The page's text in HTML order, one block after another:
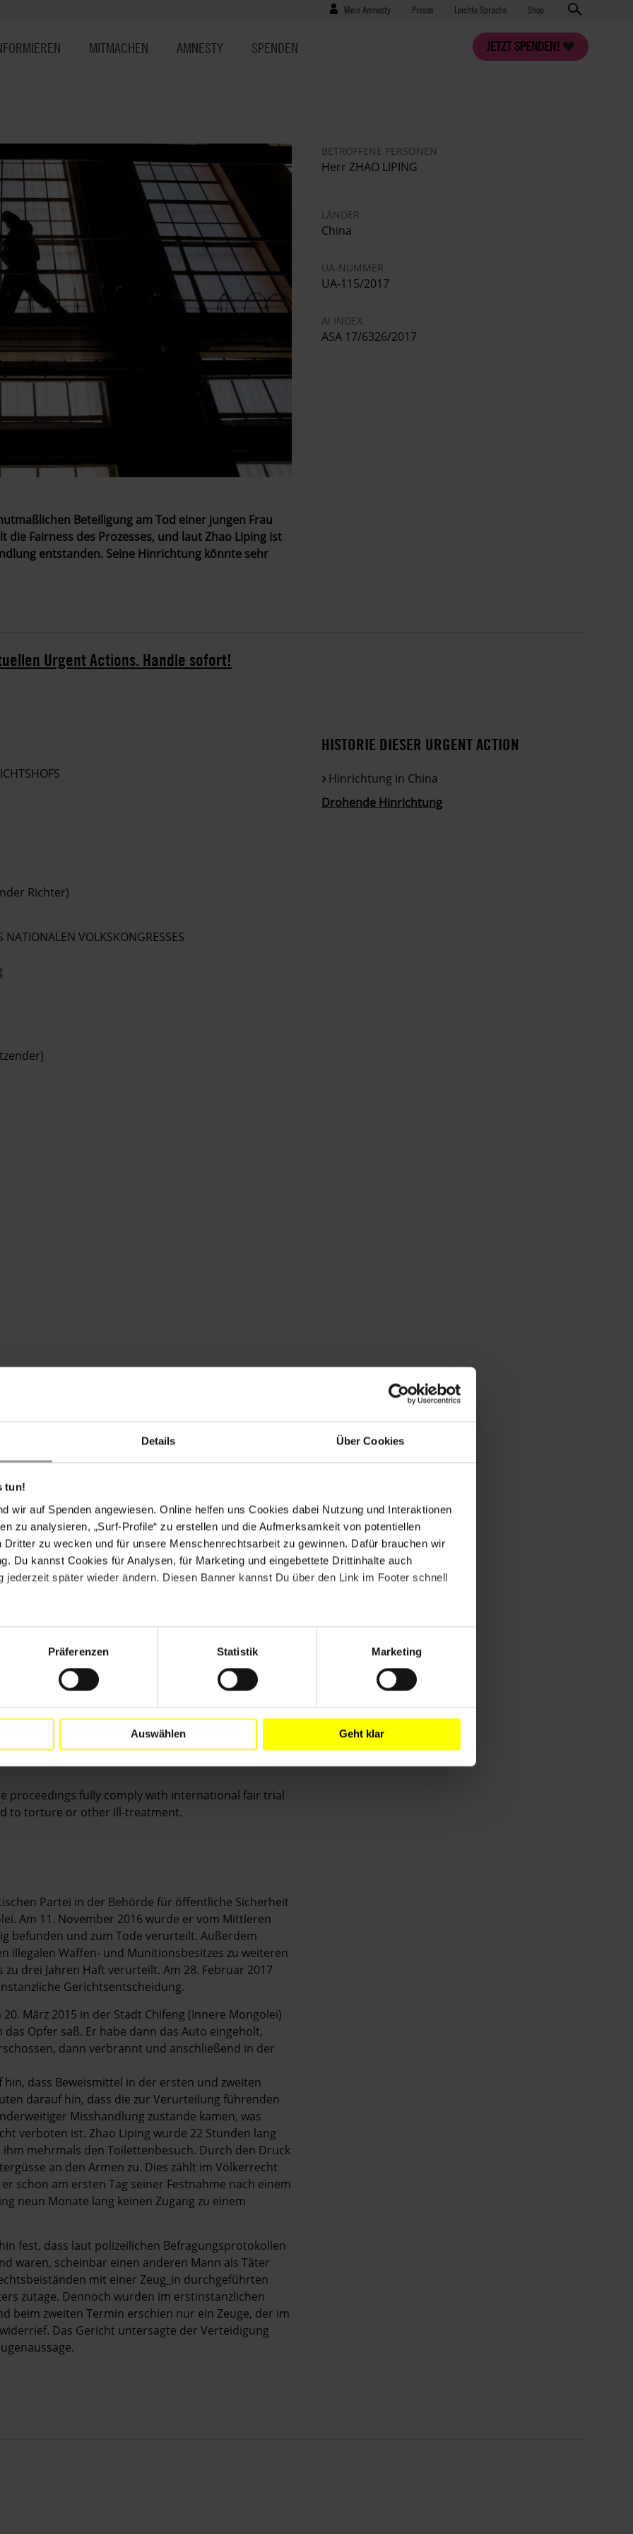
Details Über Cookies
tun!
wir auf Spenden angewiesen. Online helfen uns Cookies dabei Nutzung und Interaktionen
zu analysieren, „Surf-Profile“ zu erstellen und die Aufmerksamkeit von potentiellen
Dritter zu wecken und für unsere Menschenrechtsarbeit zu gewinnen. Dafür brauchen wir
Du kannst Cookies für Analysen, für Marketing und eingebettete Drittinhalte auch
jederzeit später wieder ändern. Diesen Banner kannst Du über den Link im Footer schnell
Präferenzen Statistik Marketing
Auswählen Geht klar
Benutzermenü
Mein Amnesty Presse
Presse Leichte Sprache Shop
JETZT SPENDEN!
MITMACHEN AMNESTY SPENDEN
Beteiligung am Tod einer jungen Frau
Fairness des Prozesses, und laut Zhao Liping ist
entstanden. Seine Hinrichtung könnte sehr
BETROFFENE PERSONEN
Herr ZHAO LIPING
LÄNDER
China
UA-NUMMER
UA-115/2017
AI INDEX
ASA 17/6326/2017
Urgent Actions. Handle sofort!
Richter)
VOLKSKONGRESSES
Aktualität verlieren können, bitten wir Sie, nach
FORDERUNGEN
von Zhao Liping und alle weiteren
und wirkungsvolle Untersuchungen der von
erhält, in dem internationale Standards
und dass Zhao Liping vor Folter und
or any other execution.
investigation into Zhao Liping’s torture
proceedings fully comply with international fair trial
to torture or other ill-treatment.
Partei in der Behörde für öffentliche Sicherheit
Am 11. November 2016 wurde er vom Mittleren
befunden und zum Tode verurteilt. Außerdem
illegalen Waffen- und Munitionsbesitzes zu weiteren
drei Jahren Haft verurteilt. Am 28. Februar 2017
Gerichtsentscheidung.
März 2015 in der Stadt Chifeng (Innere Mongolei)
Opfer saß. Er habe dann das Auto eingeholt,
dann verbrannt und anschließend in der
dass Beweismittel in der ersten und zweiten
darauf hin, dass die zur Verurteilung führenden
Misshandlung zustande kamen, was
verboten ist. Zhao Liping wurde 22 Stunden lang
mehrmals den Toilettenbesuch. Durch den Druck
an den Armen zu. Dies zählt im Völkerrecht
schon am ersten Tag seiner Festnahme nach einem
neun Monate lang keinen Zugang zu einem
fest, dass laut polizeilichen Befragungsprotokollen
waren, scheinbar einen anderen Mann als Täter
mit einer Zeug_in durchgeführten
zutage. Dennoch wurden im erstinstanzlichen
beim zweiten Termin erschien nur ein Zeuge, der im
Das Gericht untersagte der Verteidigung
HISTORIE DIESER URGENT ACTION
Hinrichtung in China
Drohende Hinrichtung